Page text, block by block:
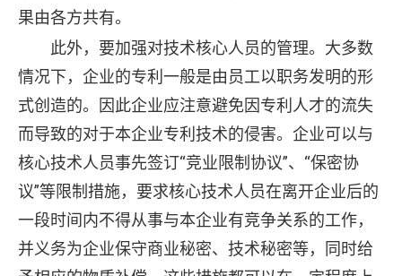
果由各方共有。
此外，要加强对技术核心人员的管理。大多数
情况下，企业的专利一般是由员工以职务发明的形
式创造的。因此企业应注意避免因专利人才的流失
而导致的对于本企业专利技术的侵害。企业可以与
核心技术人员事先签订“竞业限制协议”、“保密协
议”等限制措施，要求核心技术人员在离开企业后的
一段时间内不得从事与本企业有竞争关系的工作，
并义务为企业保守商业秘密、技术秘密等，同时给